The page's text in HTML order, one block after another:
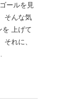
ールを見
そんな気
を 上げて
れに、